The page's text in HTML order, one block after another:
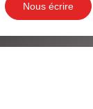
Nous écrire